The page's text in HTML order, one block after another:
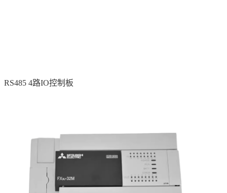
RS485 4路IO控制板